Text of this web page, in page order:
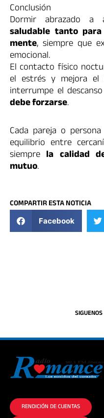
Conclusión
Dormir abrazado a
saludable tanto
mente, siempre que
emocional.
El contacto físico
el estrés y mejora el
interrumpe el
debe forzarse.
Cada pareja o
equilibrio entre
siempre la calidad
mutuo.
COMPARTIR ESTA NOTICIA
Facebook
RENDICIÓN DE CUENTAS